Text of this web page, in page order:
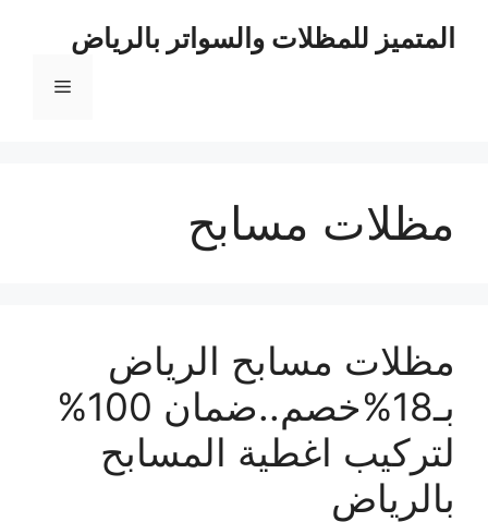
المتميز للمظلات والسواتر بالرياض
القائمة
مظلات مسابح
مظلات مسابح الرياض
بـ18%خصم..ضمان 100%
لتركيب اغطية المسابح
بالرياض